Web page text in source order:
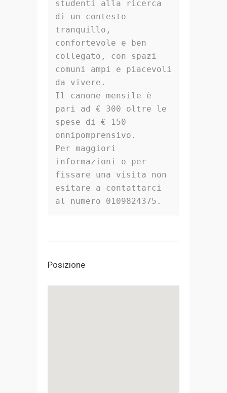
studenti alla ricerca
di un contesto
tranquillo,
confortevole e ben
collegato, con spazi
comuni ampi e piacevoli
da vivere.
Il canone mensile è
pari ad € 300 oltre le
spese di € 150
onnipomprensivo.
Per maggiori
informazioni o per
fissare una visita non
esitare a contattarci
al numero 0109824375.
Posizione